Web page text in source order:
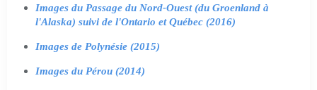
Images du Passage du Nord-Ouest (du Groenland à
l'Alaska) suivi de l'Ontario et Québec (2016)
Images de Polynésie (2015)
Images du Pérou (2014)